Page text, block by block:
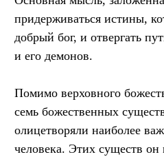
придерживаться истины,
добрый бог, и отвергать
и его демонов.
Помимо верховного
семь божественных
олицетворяли наиболее
человека. Этих существ